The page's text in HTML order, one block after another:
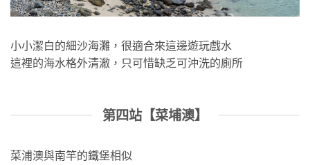
小小潔白的細沙海灘，很適合來這邊遊玩戲水
這裡的海水格外清澈，只可惜缺乏可沖洗的廁所
第四站【菜埔澳】
菜浦澳與南竿的鐵堡相似